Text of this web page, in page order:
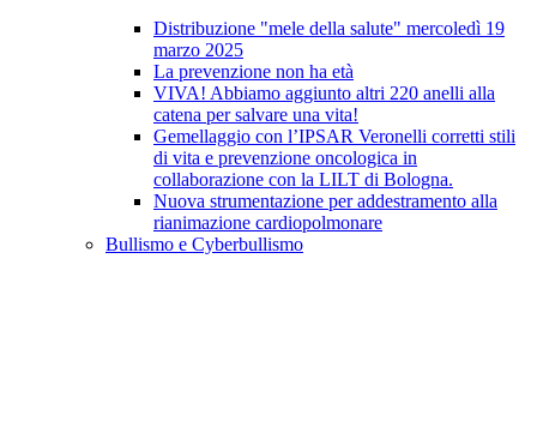
Distribuzione "mele della salute" mercoledì 19
marzo 2025
La prevenzione non ha età
VIVA! Abbiamo aggiunto altri 220 anelli alla
catena per salvare una vita!
Gemellaggio con l’IPSAR Veronelli corretti stili
di vita e prevenzione oncologica in
collaborazione con la LILT di Bologna.
Nuova strumentazione per addestramento alla
rianimazione cardiopolmonare
Bullismo e Cyberbullismo